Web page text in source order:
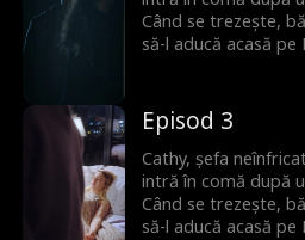
Când se trezește,
să-l aducă acasă
plac, între ei încep
nu își dă seama că
iubitul din copilărie
căutat amândoi tot
Episod 3
Cathy, șefa
intră în comă după
Când se trezește,
să-l aducă acasă